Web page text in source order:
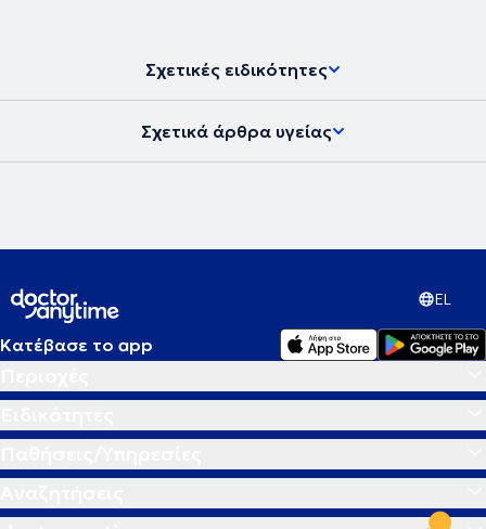
Σχετικές ειδικότητες
Σχετικά άρθρα υγείας
EL
Κατέβασε το app